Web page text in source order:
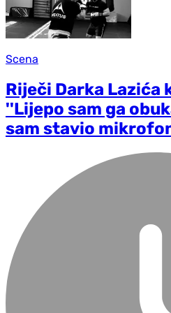
Scena
Riječi Darka Lazića
''Lijepo sam ga
sam stavio